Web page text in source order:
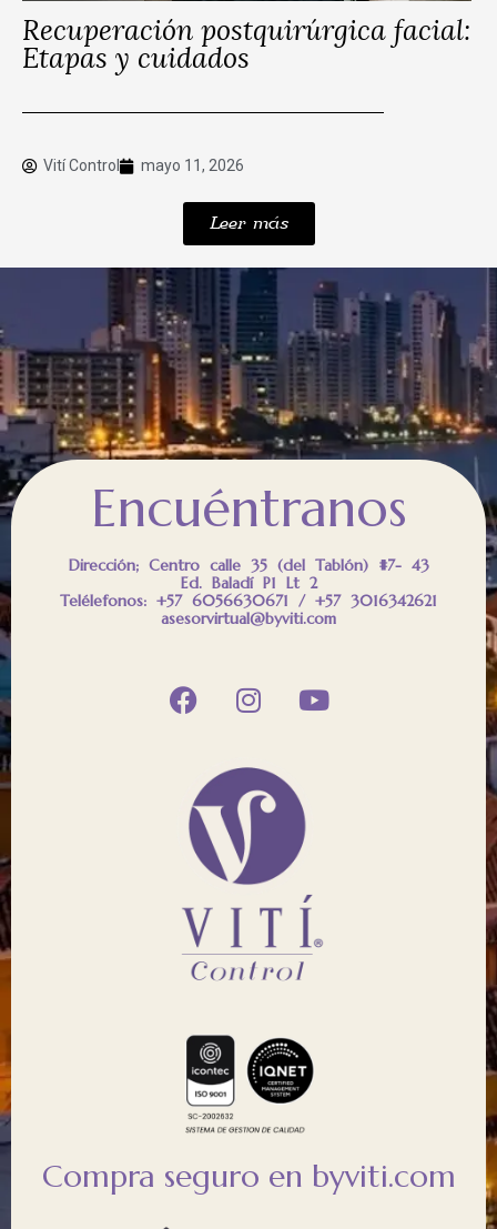
Recuperación postquirúrgica facial:
Etapas y cuidados
Vití Control mayo 11, 2026
Leer más
Encuéntranos
Dirección; Centro calle 35 (del Tablón) #7- 43
Ed. Baladí P1 Lt 2
Telélefonos: +57 6056630671 / +57 3016342621
asesorvirtual@byviti.com
Compra seguro en byviti.com